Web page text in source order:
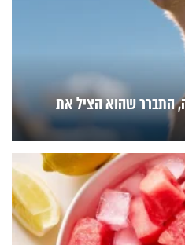
התברר שהוא הציל את